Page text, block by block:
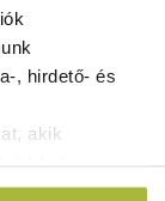
, hirdető- és
akik
általad